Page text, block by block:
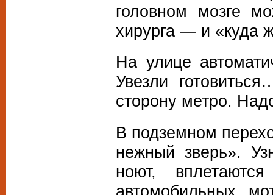
головном мозге
хирурга — и «куда
На улице
Увезли
сторону метро.
В подземном
нежный зверь».
ноют,
автомобильных